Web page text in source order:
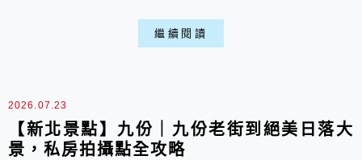
時，那肥美誘人的生蠔、生鮮鮭魚，再加上濃郁邪
惡的蟹膏，澎湃程度讓我出乎意料！這樣滿滿一碗
加飯以及續碗味噌湯一次的服務，難怪當地朋友都
要大推這家，要是有到新北林口旅遊，可別忘了去
吃...
繼續閱讀
2026.07.23
【新北景點】九份｜九份老街到絕美日落大
景，私房拍攝點全攻略